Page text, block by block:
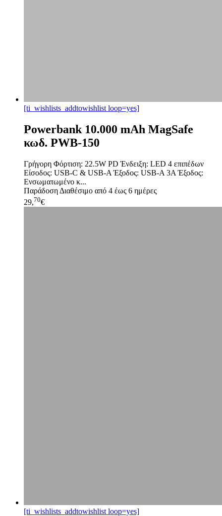
[ti_wishlists_addtowishlist loop=yes]
Powerbank 10.000 mAh MagSafe
κωδ. PWB-150
Γρήγορη Φόρτιση: 22.5W PD Ένδειξη: LED 4 επιπέδων
Είσοδος: USB-C & USB-A Έξοδος: USB-A 3A Έξοδος:
Ενσωματωμένο κ...
Παράδοση Διαθέσιμο από 4 έως 6 ημέρες
29,70€
[ti_wishlists_addtowishlist loop=yes]